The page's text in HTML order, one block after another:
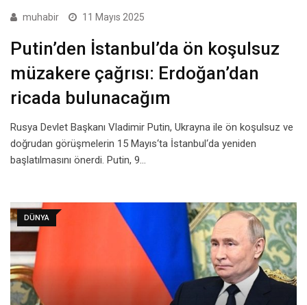
muhabir 11 Mayıs 2025
Putin’den İstanbul’da ön koşulsuz
müzakere çağrısı: Erdoğan’dan
ricada bulunacağım
Rusya Devlet Başkanı Vladimir Putin, Ukrayna ile ön koşulsuz ve
doğrudan görüşmelerin 15 Mayıs‘ta İstanbul‘da yeniden
başlatılmasını önerdi. Putin, 9…
DÜNYA